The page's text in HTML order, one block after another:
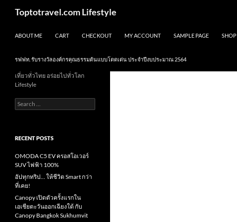
Toptotravel.com Lifestyle
ABOUT ME CART CHECKOUT MY ACCOUNT SAMPLE PAGE SHOP
รฟฟท. รับรางวัลองค์กรคุณธรรมต้นแบบโดดเด่น ประจำปีงบประมาณ 2564
เที่ยวทั่วไทย อร่อยไปทั่วโลก
Lifestyle
Search
for:
RECENT POSTS
OMODA C5 EV ครอสโอเวอร์
SUV ไฟฟ้า 100%
อัปทุกทริป… ให้ชีวิต Smart กว่า
ที่เคย!
Canopy เปิดตัวครั้งแรกใน
เอเชียตะวันออกเฉียงใต้ กับ
Canopy Bangkok Sukhumvit